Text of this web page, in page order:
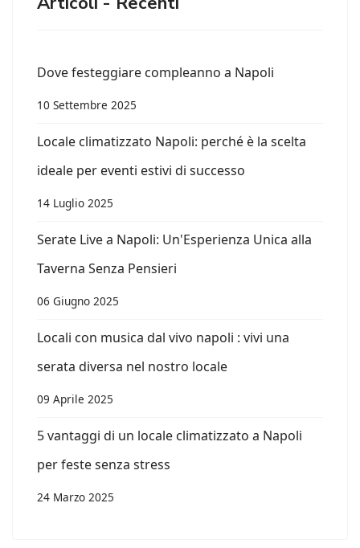
Dove festeggiare compleanno a Napoli
10 Settembre 2025
Locale climatizzato Napoli: perché è la scelta
ideale per eventi estivi di successo
14 Luglio 2025
Serate Live a Napoli: Un'Esperienza Unica alla
Taverna Senza Pensieri
06 Giugno 2025
Locali con musica dal vivo napoli : vivi una
serata diversa nel nostro locale
09 Aprile 2025
5 vantaggi di un locale climatizzato a Napoli
per feste senza stress
24 Marzo 2025